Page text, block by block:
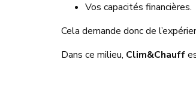
Vos capacités financières.
Cela demande donc de
Dans ce milieu, Clim&Chauff